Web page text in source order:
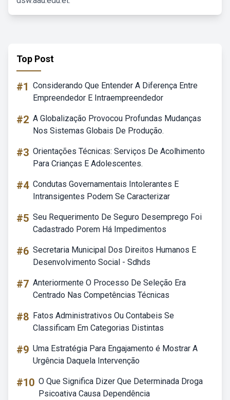
Top Post
#1 Considerando Que Entender A Diferença Entre
Empreendedor E Intraempreendedor
#2 A Globalização Provocou Profundas Mudanças
Nos Sistemas Globais De Produção.
#3 Orientações Técnicas: Serviços De Acolhimento
Para Crianças E Adolescentes.
#4 Condutas Governamentais Intolerantes E
Intransigentes Podem Se Caracterizar
#5 Seu Requerimento De Seguro Desemprego Foi
Cadastrado Porem Há Impedimentos
#6 Secretaria Municipal Dos Direitos Humanos E
Desenvolvimento Social - Sdhds
#7 Anteriormente O Processo De Seleção Era
Centrado Nas Competências Técnicas
#8 Fatos Administrativos Ou Contabeis Se
Classificam Em Categorias Distintas
#9 Uma Estratégia Para Engajamento é Mostrar A
Urgência Daquela Intervenção
#10 O Que Significa Dizer Que Determinada Droga
Psicoativa Causa Dependência